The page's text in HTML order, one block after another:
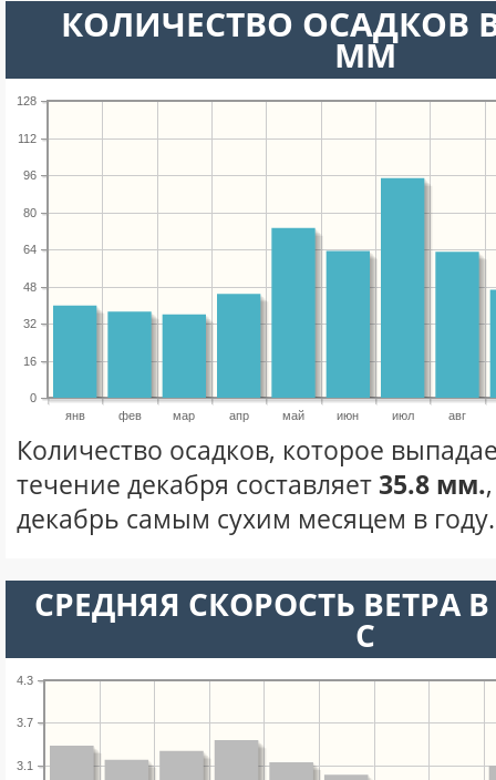
КОЛИЧЕСТВО ОСАДКОВ
ММ
янв фев мар апр май июн июл авг
0
16
32
48
64
80
96
112
128
Количество осадков, которое
течение декабря составляет35.8 мм.
декабрь самым сухим месяцем в году.
СРЕДНЯЯ СКОРОСТЬ ВЕТРА
С
3.1
3.7
4.3